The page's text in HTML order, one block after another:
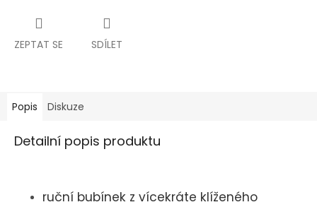
ZEPTAT SE SDÍLET
Popis Diskuze
Detailní popis produktu
ruční bubínek z vícekráte klíženého